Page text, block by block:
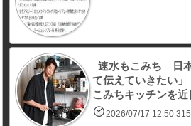
速水もこみち 日
て伝えていきたい
こみちキッチンを
2026/07/17 12:50